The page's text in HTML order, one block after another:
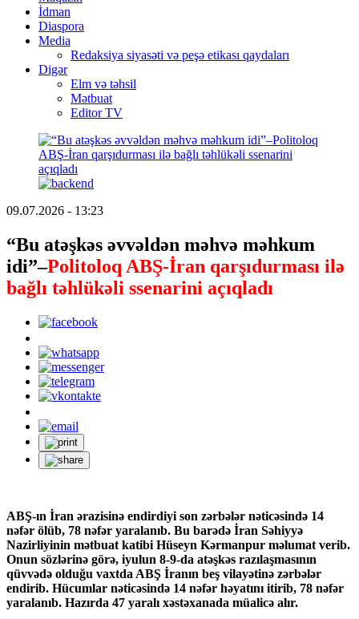
İdman
Diaspora
Media
Redaksiya siyasəti və peşə etikası qaydaları
Digər
Elm və təhsil
Mətbuat
Editor TV
09.07.2026 - 13:23
“Bu atəşkəs əvvəldən məhvə məhkum
idi”–Politoloq ABŞ-İran qarşıdurması ilə
bağlı təhlükəli ssenarini açıqladı
ABŞ-ın İran ərazisinə endirdiyi son zərbələr nəticəsində 14
nəfər ölüb, 78 nəfər yaralanıb. Bu barədə İran Səhiyyə
Nazirliyinin mətbuat katibi Hüseyn Kərmanpur məlumat verib.
Onun sözlərinə görə, iyulun 8-9-da atəşkəs razılaşmasının
qüvvədə olduğu vaxtda ABŞ İranın beş vilayətinə zərbələr
endirib. Hücumlar nəticəsində 14 nəfər həyatını itirib, 78 nəfər
yaralanıb. Hazırda 47 yaralı xəstəxanada müalicə alır.